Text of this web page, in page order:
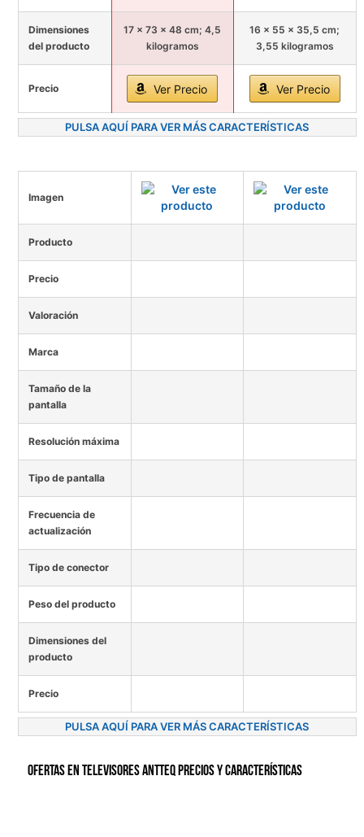
Dimensiones
del producto
17 x 73 x 48 cm; 4,5
kilogramos
16 x 55 x 35,5 cm;
3,55 kilogramos
Precio Ver Precio Ver Precio
PULSA AQUÍ PARA VER MÁS CARACTERÍSTICAS
Imagen
Producto
Precio
Valoración
Marca
Tamaño de la
pantalla
Resolución máxima
Tipo de pantalla
Frecuencia de
actualización
Tipo de conector
Peso del producto
Dimensiones del
producto
Precio
PULSA AQUÍ PARA VER MÁS CARACTERÍSTICAS
Ofertas en Televisores Antteq precios y características